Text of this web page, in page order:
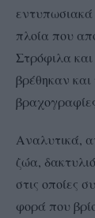
πλοία που
Στρόφιλα
βρέθηκαν και
Αναλυτικά,
ζώα,
στις οποίες
φορά που